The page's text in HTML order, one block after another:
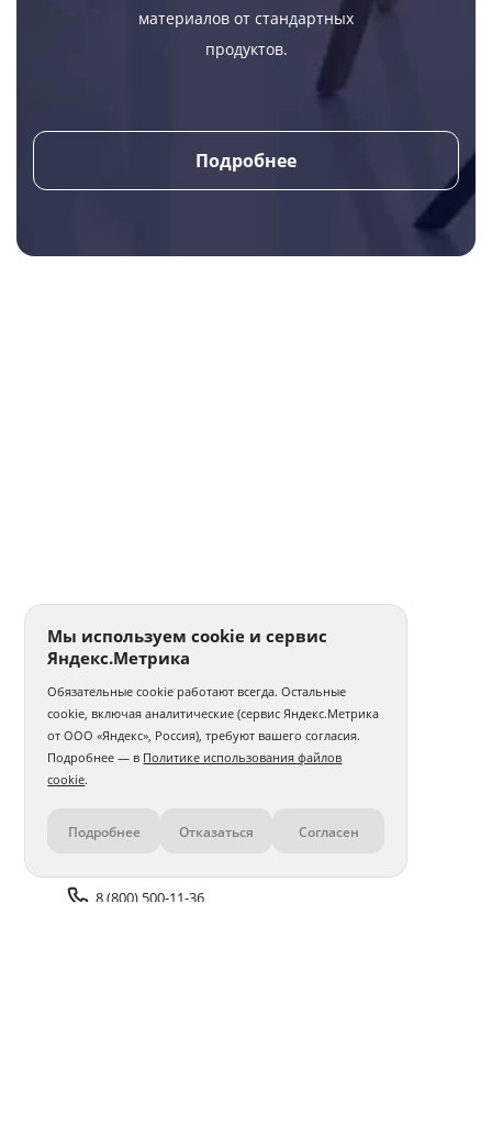
материалов от стандартных
продуктов.
Подробнее
Контакты
8 (800) 500-11-36
Мы используем cookie и сервис
Яндекс.Метрика
Обязательные cookie работают всегда. Остальные
cookie, включая аналитические (сервис Яндекс.Метрика
от ООО «Яндекс», Россия), требуют вашего согласия.
Подробнее — в Политике использования файлов
cookie.
Подробнее Отказаться Согласен